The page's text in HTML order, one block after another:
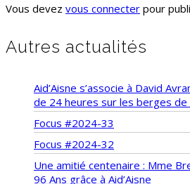
Vous devez vous connecter pour
Autres actualités
Aid’Aisne s’associe à David
de 24 heures sur les berges de
Focus #2024-33
Focus #2024-32
Une amitié centenaire : Mme
96 Ans grâce à Aid’Aisne